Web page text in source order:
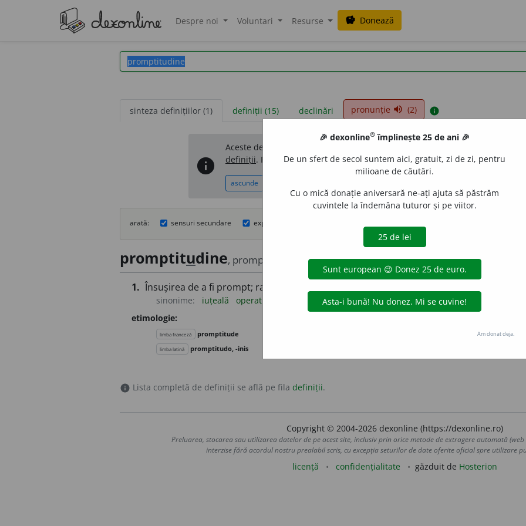
Despre noi Voluntari Resurse savings Donează
sinteza definițiilor (1) definiții (15) declinări pronunție volume_up (2) info
info
Aceste definiții sunt compilate de echipa dexonline. Definițiile originale se
definiții. Puteți reordona filele pe pagina depreferințe.
ascunde
arată: sensuri secundare expresii
promptitudine, promptit substantiv feminin
1. Însușirea de a fi prompt; rapiditate (și punctualitate) în executarea unui lucru.
sinonime: iuțeală operativitate punctualitate rapiditate repeziciune
etimologie:
limba franceză promptitude
limba latină promptitudo, -inis
info Lista completă de definiții se află pe fila definiții.
Copyright © 2004-2026 dexonline (https://dexonline.ro)
Preluarea, stocarea sau utilizarea datelor de pe acest site, inclusiv prin orice metode de extragere automată
interzise fără acordul nostru prealabil scris, cu excepția seturilor de date oferite oficial spre utilizare
licență confidențialitate găzduit de Hosterion
🎉 dexonline® împlinește 25 de ani 🎉
De un sfert de secol suntem aici, gratuit, zi de zi, pentru
milioane de căutări.
Cu o mică donație aniversară ne-ați ajuta să păstrăm
cuvintele la îndemâna tuturor și pe viitor.
Am donat deja.